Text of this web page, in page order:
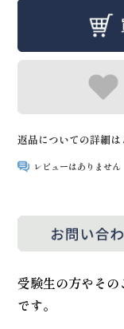
返品についての詳細は
レビューはありません
受験生の方やその
です。